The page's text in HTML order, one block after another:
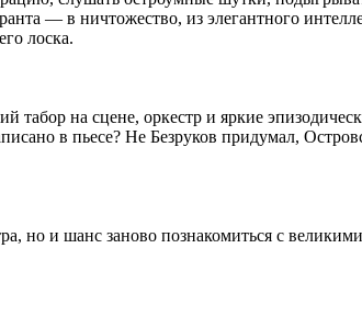
— в ничтожество, из элегантного
лоска.
табор на сцене, оркестр и яркие
в пьесе? Не Безруков придумал,
но и шанс заново познакомиться с